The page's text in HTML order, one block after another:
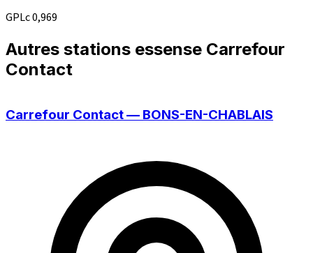
GPLc0,969
Autres stations essense Carrefour
Contact
Carrefour Contact — BONS-EN-CHABLAIS